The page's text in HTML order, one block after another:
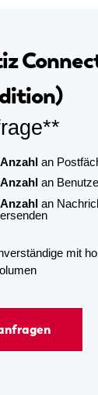
an
an
an
mit